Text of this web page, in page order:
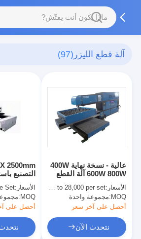
آلة قطع الليزر (97)
التصنيع
الحاسب
الرقائقي
الأسعار:Set
MOQ:
أحصل على
عالية - نسخة نهاية 400W
600W 800W آلة القطع
بالليزر لصانع مجلس
يموت
الأسعار:USD 23,000 to 28,000 per set
MOQ: مجموعة واحدة
أحصل على آخر سعر
نتحدث الآن